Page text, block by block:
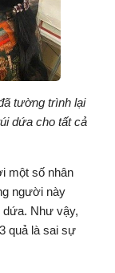
tường trình lại
dứa cho tất cả
một số nhân
người này
dứa. Như vậy,
quả là sai sự